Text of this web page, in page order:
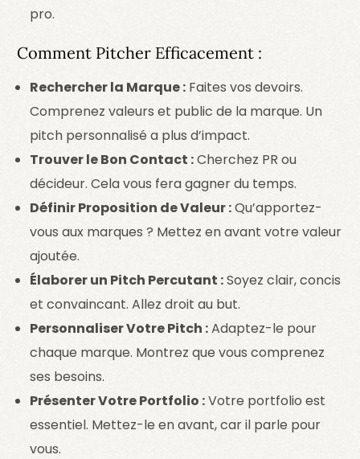
pro.
Comment Pitcher Efficacement :
Rechercher la Marque : Faites vos devoirs.
Comprenez valeurs et public de la marque. Un
pitch personnalisé a plus d’impact.
Trouver le Bon Contact :Cherchez PR ou
décideur. Cela vous fera gagner du temps.
Définir Proposition de Valeur :Qu’apportez-
vous aux marques ? Mettez en avant votre valeur
ajoutée.
Élaborer un Pitch Percutant :Soyez clair, concis
et convaincant. Allez droit au but.
Personnaliser Votre Pitch :Adaptez-le pour
chaque marque. Montrez que vous comprenez
ses besoins.
Présenter Votre Portfolio :Votre portfolio est
essentiel. Mettez-le en avant, car il parle pour
vous.